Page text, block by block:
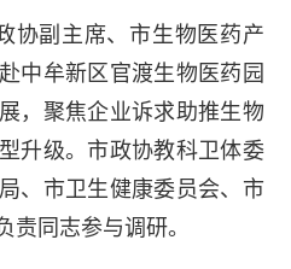
协副主席、市生物医药产
中牟新区官渡生物医药园
，聚焦企业诉求助推生物
升级。市政协教科卫体委
、市卫生健康委员会、市
同志参与调研。